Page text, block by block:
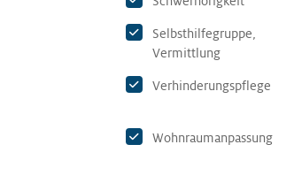
Selbsthilfegruppe,
Vermittlung
Verhinderungspflege
Wohnraumanpassung